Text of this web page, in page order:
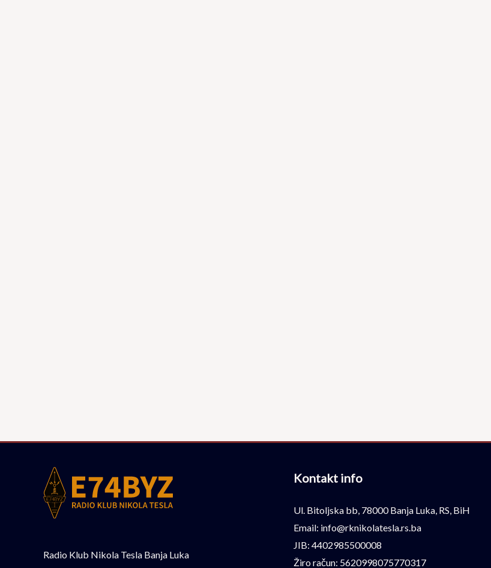
Radio Klub Nikola Tesla Banja Luka
Kontakt info
Ul. Bitoljska bb, 78000 Banja Luka, RS, BiH
Email: info@rknikolatesla.rs.ba
JIB: 4402985500008
Žiro račun: 5620998075770317